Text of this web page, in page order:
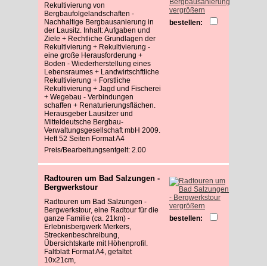
Rekultivierung von
Bergbaufolgelandschaften -
Nachhaltige Bergbausanierung in
der Lausitz. Inhalt: Aufgaben und
Ziele + Rechtliche Grundlagen der
Rekultivierung + Rekultivierung -
eine große Herausforderung +
Boden - Wiederherstellung eines
Lebensraumes + Landwirtschftliche
Rekultivierung + Forstliche
Rekultivierung + Jagd und Fischerei
+ Wegebau - Verbindungen
schaffen + Renaturierungsflächen.
Herausgeber Lausitzer und
Mitteldeutsche Bergbau-
Verwaltungsgesellschaft mbH 2009.
Heft 52 Seiten Format A4
Preis/Bearbeitungsentgelt: 2.00
vergrößern
bestellen:
Radtouren um Bad Salzungen -
Bergwerkstour
Radtouren um Bad Salzungen -
Bergwerkstour, eine Radtour für die
ganze Familie (ca. 21km) -
Erlebnisbergwerk Merkers,
Streckenbeschreibung,
Übersichtskarte mit Höhenprofil.
Faltblatt Format A4, gefaltet
10x21cm,
vergrößern
bestellen: